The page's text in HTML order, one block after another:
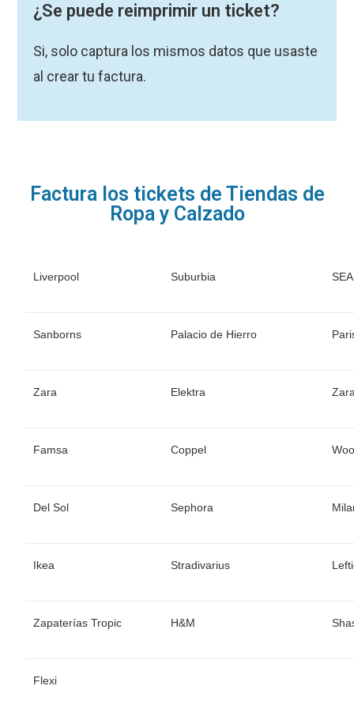
¿Se puede reimprimir un ticket?
Si, solo captura los mismos datos que usaste
al crear tu factura.
Factura los tickets de Tiendas de
Ropa y Calzado
Liverpool Suburbia
Sanborns Palacio de Hierro
Zara Elektra
Famsa Coppel
Del Sol Sephora
Ikea Stradivarius
Zapaterías Tropic H&M
Flexi